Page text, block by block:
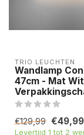
TRIO LEUCHTEN
Wandlamp
47cm - Mat
€129,99 €49,99
Levertijd 1 tot 2